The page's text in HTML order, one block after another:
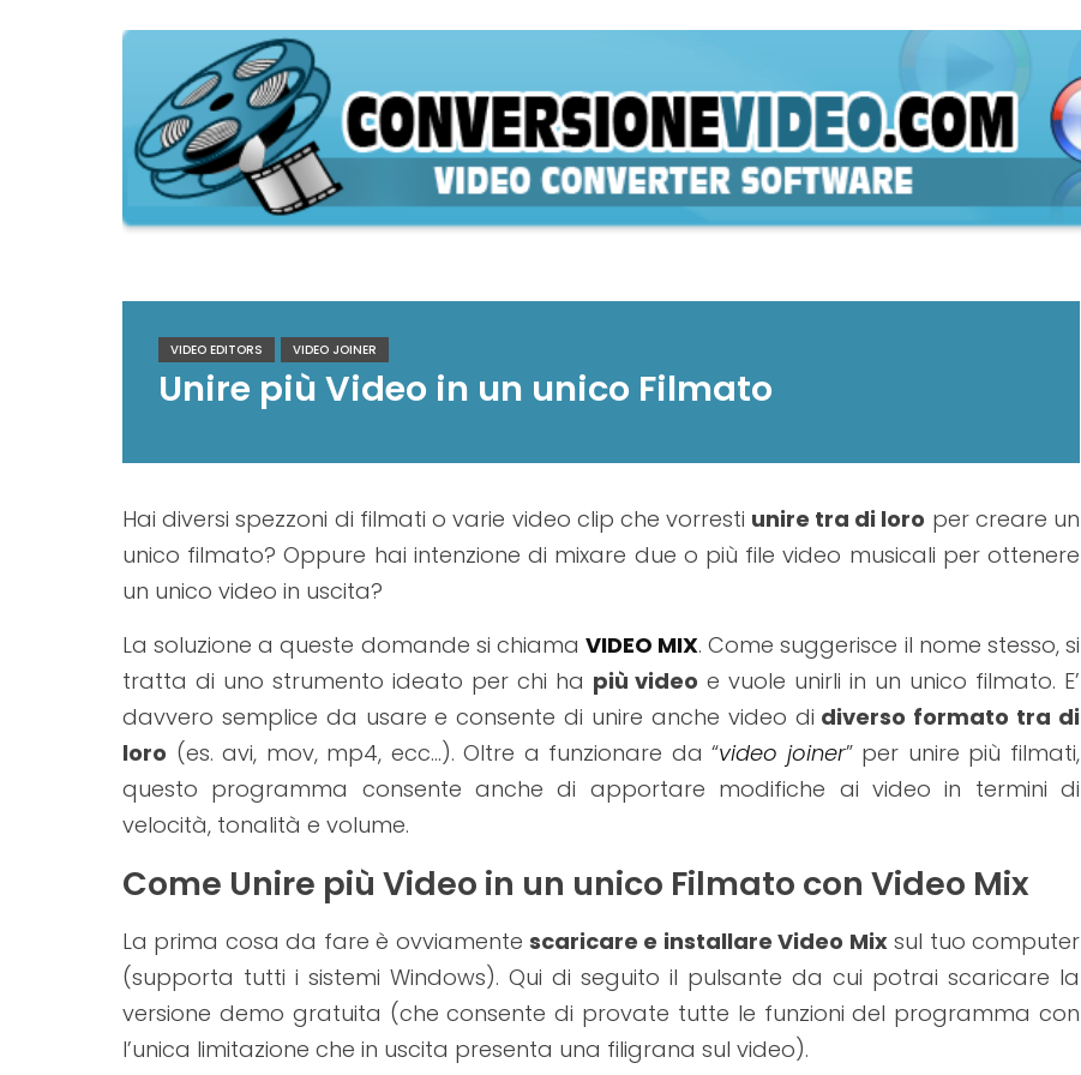
VIDEO EDITORS VIDEO JOINER
Unire più Video in un unico Filmato
Hai diversi spezzoni di filmati o varie video clip che vorresti unire tra di loro per creare un
unico filmato? Oppure hai intenzione di mixare due o più file video musicali per ottenere
un unico video in uscita?
La soluzione a queste domande si chiama VIDEO MIX. Come suggerisce il nome stesso, si
tratta di uno strumento ideato per chi ha più video e vuole unirli in un unico filmato. E’
davvero semplice da usare e consente di unire anche video di diverso formato tra di
loro (es. avi, mov, mp4, ecc…). Oltre a funzionare da “video joiner” per unire più filmati,
questo programma consente anche di apportare modifiche ai video in termini di
velocità, tonalità e volume.
Come Unire più Video in un unico Filmato con Video Mix
La prima cosa da fare è ovviamente scaricare e installare Video Mixsul tuo computer
(supporta tutti i sistemi Windows). Qui di seguito il pulsante da cui potrai scaricare la
versione demo gratuita (che consente di provate tutte le funzioni del programma con
l’unica limitazione che in uscita presenta una filigrana sul video).